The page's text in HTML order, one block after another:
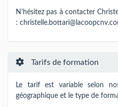
N'hésitez pas à contacter
:
Tarifs de formation
Le tarif est variable selon
géographique et le type de